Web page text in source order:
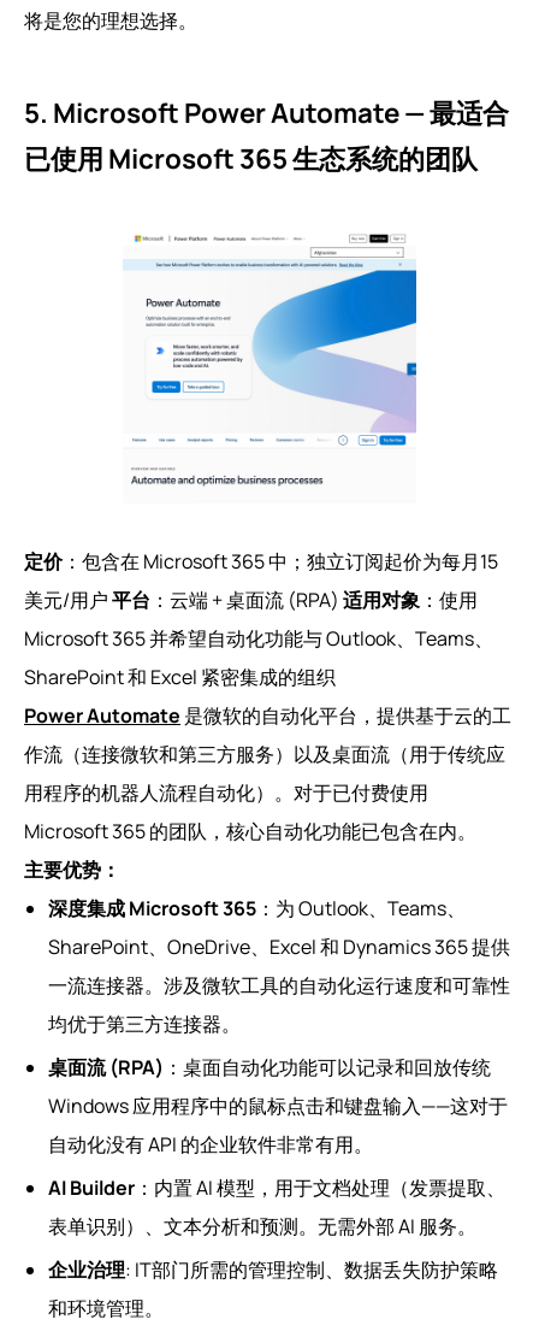
将是您的理想选择。
5. Microsoft Power Automate — 最适合
已使用 Microsoft 365 生态系统的团队
定价：包含在 Microsoft 365 中；独立订阅起价为每月15
美元/用户平台 ：云端 + 桌面流 (RPA) 适用对象 ：使用
Microsoft 365 并希望自动化功能与 Outlook、Teams、
SharePoint 和 Excel 紧密集成的组织
Power Automate 是微软的自动化平台，提供基于云的工
作流（连接微软和第三方服务）以及桌面流（用于传统应
用程序的机器人流程自动化）。对于已付费使用
Microsoft 365 的团队，核心自动化功能已包含在内。
主要优势：
深度集成 Microsoft 365 ：为 Outlook、Teams、
SharePoint、OneDrive、Excel 和 Dynamics 365 提供
一流连接器。涉及微软工具的自动化运行速度和可靠性
均优于第三方连接器。
桌面流 (RPA) ：桌面自动化功能可以记录和回放传统
Windows 应用程序中的鼠标点击和键盘输入——这对于
自动化没有 API 的企业软件非常有用。
AI Builder ：内置 AI 模型，用于文档处理（发票提取、
表单识别）、文本分析和预测。无需外部 AI 服务。
企业治理: IT部门所需的管理控制、数据丢失防护策略
和环境管理。